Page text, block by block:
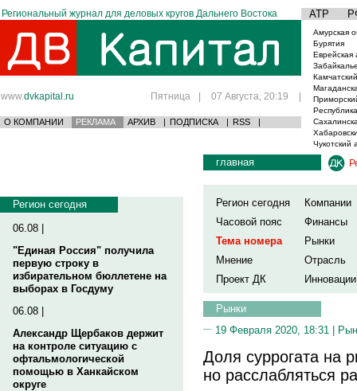
Региональный журнал для деловых кругов Дальнего Востока АТР
www.dvkapital.ru Пятница | 07 Августа, 20:19 |
О КОМПАНИИ РЕКЛАМА АРХИВ | ПОДПИСКА | RSS |
Амурская
Бурятия
Еврейская
Чукотский
Регион сегодня
06.08 |
"Единая Россия" получила
первую строку в
избирательном бюллетене на
выборах в Госдуму
06.08 |
Александр Щербаков держит
на контроле ситуацию с
офтальмологической
помощью в Ханкайском
округе
главная
Регион сегодня
Компании
Часовой пояс
Финансы
Тема номера
Рынки
Мнение
Отрасль
Проект ДК
Инновации
Рынки
19 Февраля 2020, 18:31 |
Доля суррогата на
но расслабляться